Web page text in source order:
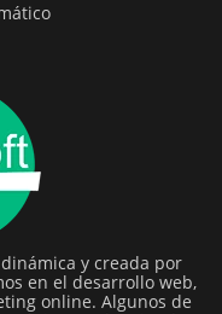
y creada por
en el desarrollo web,
online. Algunos de